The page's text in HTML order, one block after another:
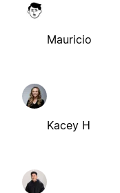
Mauricio
Kacey H